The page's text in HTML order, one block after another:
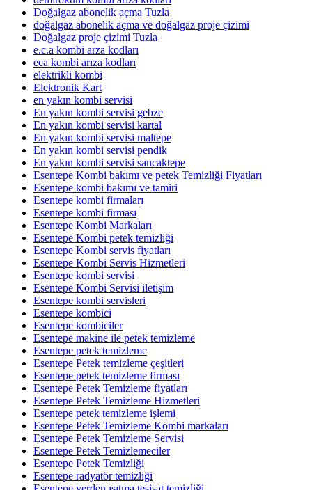
Doğalgaz abonelik açma Tuzla
doğalgaz abonelik açma ve doğalgaz proje çizimi
Doğalgaz proje çizimi Tuzla
e.c.a kombi arza kodları
eca kombi arıza kodları
elektrikli kombi
Elektronik Kart
en yakın kombi servisi
En yakın kombi servisi gebze
En yakın kombi servisi kartal
En yakın kombi servisi maltepe
En yakın kombi servisi pendik
En yakın kombi servisi sancaktepe
Esentepe Kombi bakımı ve petek Temizliği Fiyatları
Esentepe kombi bakımı ve tamiri
Esentepe kombi firmaları
Esentepe kombi firması
Esentepe Kombi Markaları
Esentepe Kombi petek temizliği
Esentepe Kombi servis fiyatları
Esentepe Kombi Servis Hizmetleri
Esentepe kombi servisi
Esentepe Kombi Servisi iletişim
Esentepe kombi servisleri
Esentepe kombici
Esentepe kombiciler
Esentepe makine ile petek temizleme
Esentepe petek temizleme
Esentepe Petek temizleme çeşitleri
Esentepe petek temizleme firması
Esentepe Petek Temizleme fiyatları
Esentepe Petek Temizleme Hizmetleri
Esentepe petek temizleme işlemi
Esentepe Petek Temizleme Kombi markaları
Esentepe Petek Temizleme Servisi
Esentepe Petek Temizlemeciler
Esentepe Petek Temizliği
Esentepe radyatör temizliği